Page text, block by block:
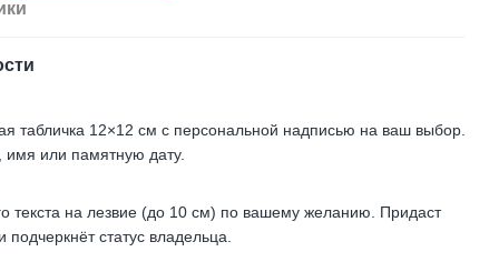
табличка 12×12 см с персональной надписью на ваш выбор.
имя или памятную дату.
текста на лезвие (до 10 см) по вашему желанию. Придаст
статус владельца.